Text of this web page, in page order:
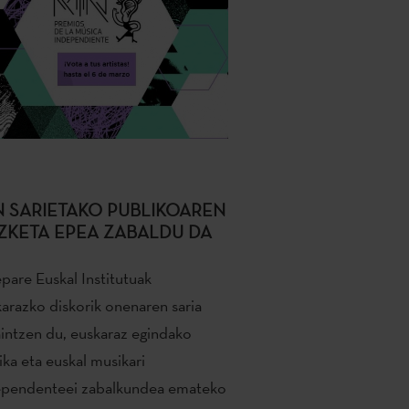
SARIETAKO PUBLIKOAREN
EPEA ZABALDU DA
Euskal Institutuak
diskorik onenaren saria
du, euskaraz egindako
eta euskal musikari
zabalkundea emateko